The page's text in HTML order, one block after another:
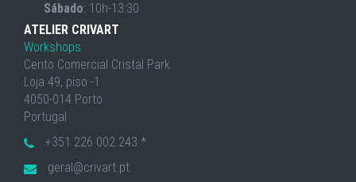
Sábado: 10h-13:30
ATELIER CRIVART
Workshops
Cento Comercial Cristal Park
Loja 49, piso -1
4050-014 Porto
Portugal
+351 226 002 243 *
geral@crivart.pt